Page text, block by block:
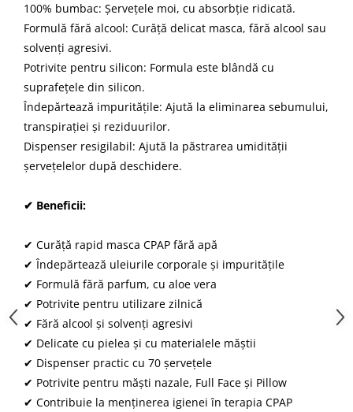
100% bumbac: Șervețele moi, cu absorbție ridicată.
Formulă fără alcool: Curăță delicat masca, fără alcool sau
solvenți agresivi.
Potrivite pentru silicon: Formula este blândă cu
suprafețele din silicon.
Îndepărtează impuritățile: Ajută la eliminarea sebumului,
transpirației și reziduurilor.
Dispenser resigilabil: Ajută la păstrarea umidității
șervețelelor după deschidere.
✔ Beneficii:
✔ Curăță rapid masca CPAP fără apă
✔ Îndepărtează uleiurile corporale și impuritățile
✔ Formulă fără parfum, cu aloe vera
✔ Potrivite pentru utilizare zilnică
✔ Fără alcool și solvenți agresivi
✔ Delicate cu pielea și cu materialele măștii
✔ Dispenser practic cu 70 șervețele
✔ Potrivite pentru măști nazale, Full Face și Pillow
✔ Contribuie la menținerea igienei în terapia CPAP